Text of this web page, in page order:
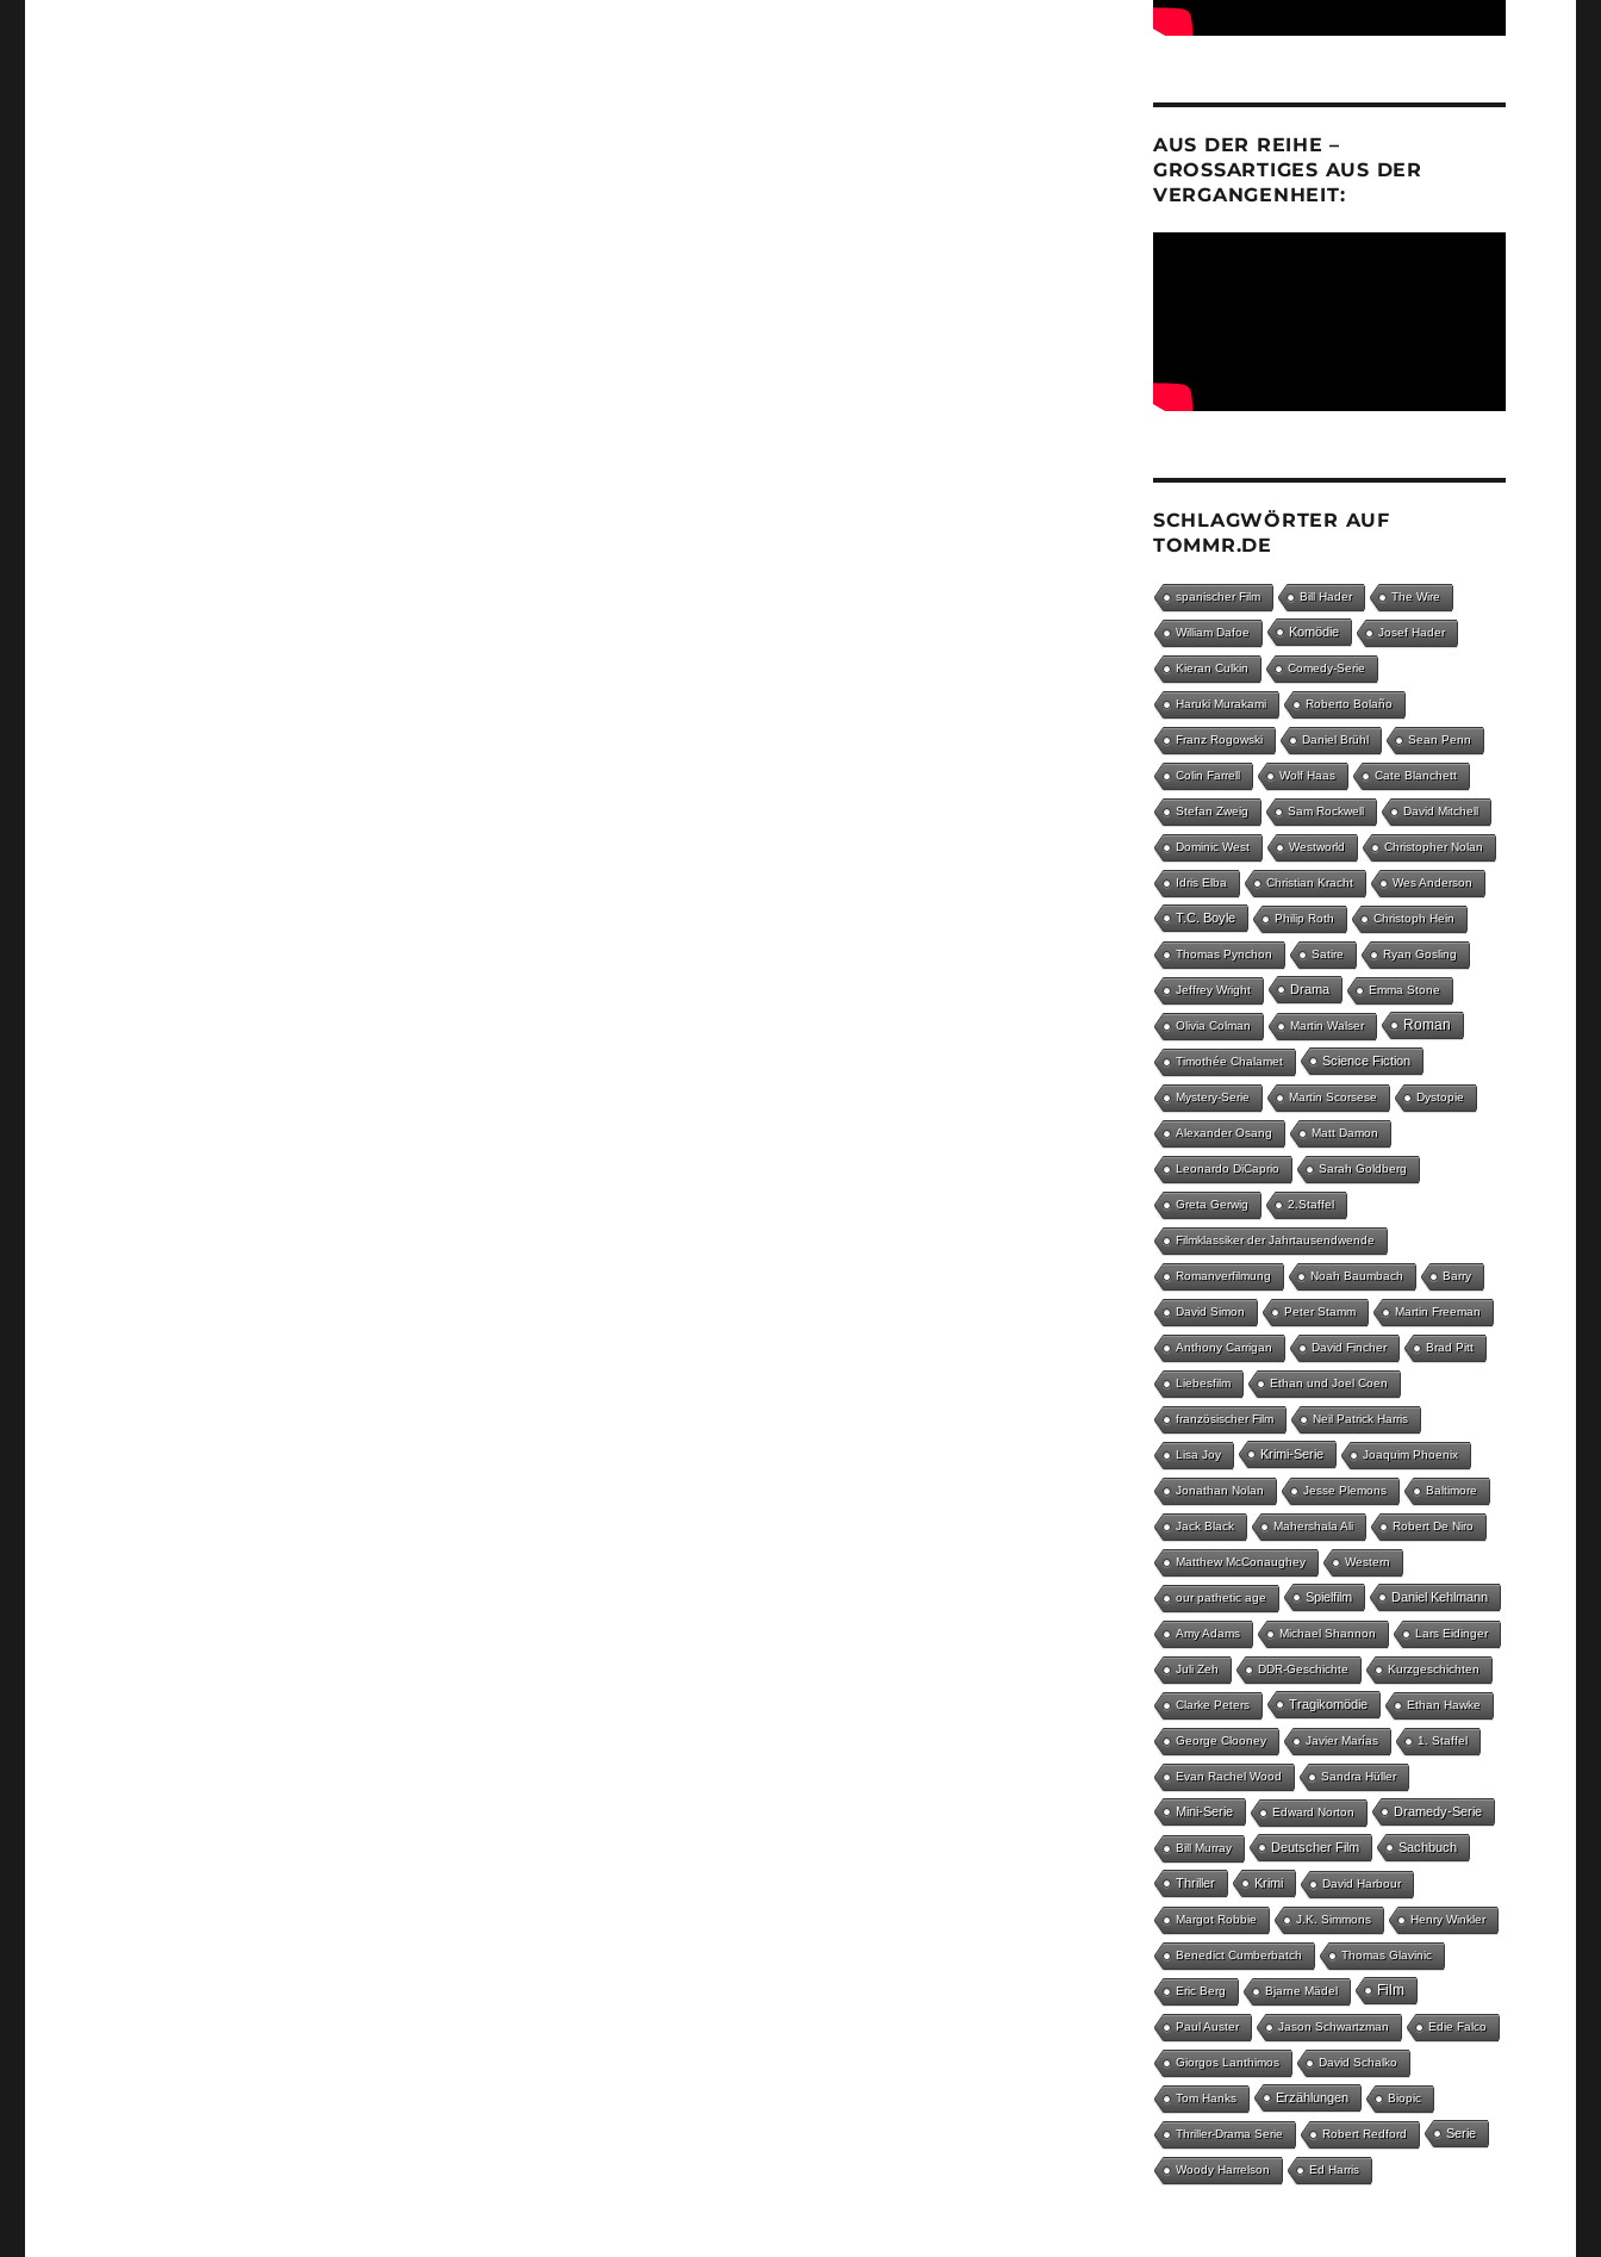
AUS DER REIHE –
GROSSARTIGES AUS DER V
ERGANGENHEIT:
SCHLAGWÖRTER AUF
TOMMR.DE
spanischer Film Bill Hader The Wire
William Dafoe Komödie Josef Hader
Kieran Culkin Comedy-Serie
Haruki Murakami Roberto Bolaño
Franz Rogowski Daniel Brühl Sean Penn
Colin Farrell Wolf Haas Cate Blanchett
Stefan Zweig Sam Rockwell David Mitchell
Dominic West Westworld Christopher Nolan
Idris Elba Christian Kracht Wes Anderson
T.C. Boyle Philip Roth Christoph Hein
Thomas Pynchon Satire Ryan Gosling
Jeffrey Wright Drama Emma Stone
Olivia Colman Martin Walser Roman
Timothée Chalamet Science Fiction
Mystery-Serie Martin Scorsese Dystopie
Alexander Osang Matt Damon
Leonardo DiCaprio Sarah Goldberg
Greta Gerwig 2.Staffel
Filmklassiker der Jahrtausendwende
Romanverfilmung Noah Baumbach Barry
David Simon Peter Stamm Martin Freeman
Anthony Carrigan David Fincher Brad Pitt
Liebesfilm Ethan und Joel Coen
französischer Film Neil Patrick Harris
Lisa Joy Krimi-Serie Joaquim Phoenix
Jonathan Nolan Jesse Plemons Baltimore
Jack Black Mahershala Ali Robert De Niro
Matthew McConaughey Western
our pathetic age Spielfilm Daniel Kehlmann
Amy Adams Michael Shannon Lars Eidinger
Juli Zeh DDR-Geschichte Kurzgeschichten
Clarke Peters Tragikomödie Ethan Hawke
George Clooney Javier Marías 1. Staffel
Evan Rachel Wood Sandra Hüller
Mini-Serie Edward Norton Dramedy-Serie
Bill Murray Deutscher Film Sachbuch
Thriller Krimi David Harbour
Margot Robbie J.K. Simmons Henry Winkler
Benedict Cumberbatch Thomas Glavinic
Eric Berg Bjarne Mädel Film
Paul Auster Jason Schwartzman Edie Falco
Giorgos Lanthimos David Schalko
Tom Hanks Erzählungen Biopic
Thriller-Drama Serie Robert Redford Serie
Woody Harrelson Ed Harris